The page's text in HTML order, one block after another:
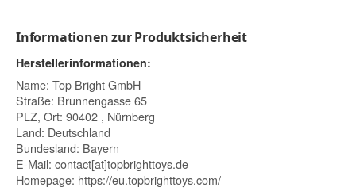
Informationen zur Produktsicherheit
Herstellerinformationen:
Name: Top Bright GmbH
Straße: Brunnengasse 65
PLZ, Ort: 90402 , Nürnberg
Land: Deutschland
Bundesland: Bayern
E-Mail: contact[at]topbrighttoys.de
Homepage: https://eu.topbrighttoys.com/